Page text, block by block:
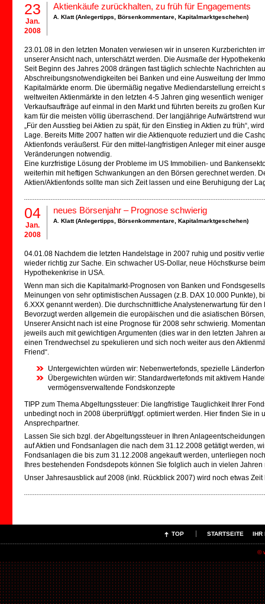
23
Jan.
2008
Aktienkäufe zurückhalten, zu früh für Engagements
A. Klatt (Anlegertipps Börsenkommentare Kapitalmarktgeschehen)
23.01.08 in den letzten Monaten verwiesen wir in unseren Kurzberichten
unserer Ansicht nach, unterschätzt werden. Die Ausmaße der
Seit Beginn des Jahres 2008 drängen fast täglich schlechte Nachrichten
Abschreibungsnotwendigkeiten bei Banken und eine Ausweitung der
Kapitalmärkte enorm. Die übermäßig negative Mediendarstellung
weltweiten Aktienmärkte in den letzten 4-5 Jahren ging wesentlich
Verkaufsaufträge auf einmal in den Markt und führten bereits zu großen
kam für die meisten völlig überraschend. Der langjährige Aufwärtstrend
„Für den Ausstieg bei Aktien zu spät, für den Einstieg in Aktien zu früh“,
Lage. Bereits Mitte 2007 hatten wir die Aktienquote reduziert und die
Aktienfonds veräußerst. Für den mittel-langfristigen Anleger mit einer
Veränderungen notwendig.
Eine kurzfristige Lösung der Probleme im US Immobilien- und
weiterhin mit heftigen Schwankungen an den Börsen gerechnet werden.
Aktien/Aktienfonds sollte man sich Zeit lassen und eine Beruhigung der
04
Jan.
2008
neues Börsenjahr – Prognose schwierig
A. Klatt (Anlegertipps Börsenkommentare Kapitalmarktgeschehen)
04.01.08 Nachdem die letzten Handelstage in 2007 ruhig und positiv
wieder richtig zur Sache. Ein schwacher US-Dollar, neue Höchstkurse
Hypothekenkrise in USA.
Wenn man sich die Kapitalmarkt-Prognosen von Banken und
Meinungen von sehr optimistischen Aussagen (z.B. DAX 10.000 Punkte),
6.XXX genannt werden). Die durchschnittliche Analystenerwartung für
Bevorzugt werden allgemein die europäischen und die asiatischen
Unserer Ansicht nach ist eine Prognose für 2008 sehr schwierig.
jeweils auch mit gewichtigen Argumenten (dies war in den letzten Jahren
einen Trendwechsel zu spekulieren und sich noch weiter aus den
Friend“.
Untergewichten würden wir: Nebenwertefonds, spezielle
Übergewichten würden wir: Standardwertefonds mit aktivem
vermögensverwaltende Fondskonzepte
TIPP zum Thema Abgeltungssteuer: Die langfristige Tauglichkeit Ihrer
unbedingt noch in 2008 überprüft/ggf. optimiert werden. Hier finden Sie in
Ansprechpartner.
Lassen Sie sich bzgl. der Abgeltungssteuer in Ihren
auf Aktien und Fondsanlagen die nach dem 31.12.2008 getätigt werden,
Fondsanlagen die bis zum 31.12.2008 angekauft werden, unterliegen
Ihres bestehenden Fondsdepots können Sie folglich auch in vielen
Unser Jahresausblick auf 2008 (inkl. Rückblick 2007) wird noch etwas Zeit
TOP STARTSEITE IHR
©